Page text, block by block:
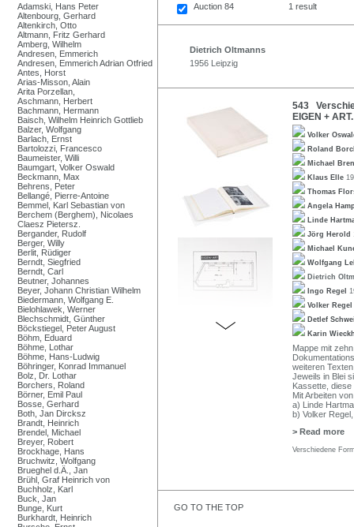
Adamski, Hans Peter
Altenbourg, Gerhard
Altenkirch, Otto
Altmann, Fritz Gerhard
Amberg, Wilhelm
Andresen, Emmerich
Andresen, Emmerich Adrian Otfried
Antes, Horst
Arias-Misson, Alain
Arita Porzellan,
Aschmann, Herbert
Bachmann, Hermann
Baisch, Wilhelm Heinrich Gottlieb
Balzer, Wolfgang
Barlach, Ernst
Bartolozzi, Francesco
Baumeister, Willi
Baumgart, Volker Oswald
Beckmann, Max
Behrens, Peter
Bellangé, Pierre-Antoine
Bemmel, Karl Sebastian von
Berchem (Berghem), Nicolaes
Claesz Pietersz.
Bergander, Rudolf
Berger, Willy
Berlit, Rüdiger
Berndt, Siegfried
Berndt, Carl
Beutner, Johannes
Beyer, Johann Christian Wilhelm
Biedermann, Wolfgang E.
Bielohlawek, Werner
Blechschmidt, Günther
Böckstiegel, Peter August
Böhm, Eduard
Böhme, Lothar
Böhme, Hans-Ludwig
Böhringer, Konrad Immanuel
Bolz, Dr. Lothar
Borchers, Roland
Börner, Emil Paul
Bosse, Gerhard
Both, Jan Dircksz
Brandt, Heinrich
Brendel, Michael
Breyer, Robert
Brockhage, Hans
Bruchwitz, Wolfgang
Brueghel d.Ä., Jan
Brühl, Graf Heinrich von
Buchholz, Karl
Buck, Jan
Bunge, Kurt
Burkhardt, Heinrich
Auction 84 1 result
Dietrich Oltmanns
1956 Leipzig
543
EIGEN +
Volker
Roland
Michael
Klaus Elle
Thomas
Angela
Linde
Jörg Herold
Michael
Wolfgang
Dietrich
Ingo Regel
Volker Regel
Detlef
Karin
Mappe mit
weiteren
Jeweils in Blei
Kassette,
Mit Arbeiten
a) Linde
b) Volker
> Read more
Verschiedene
GO TO THE TOP